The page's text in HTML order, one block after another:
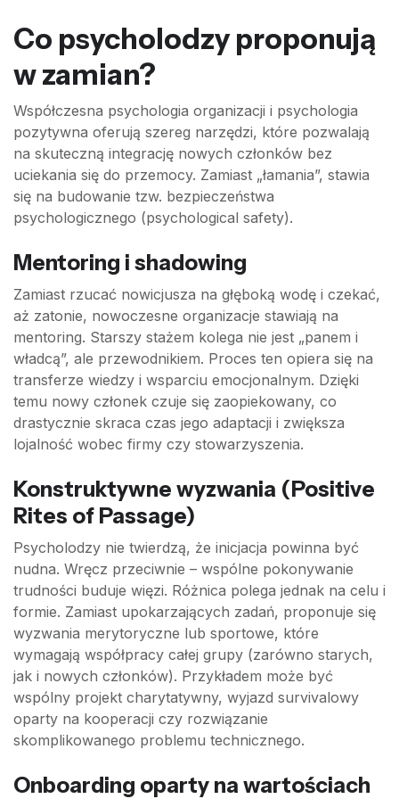
Co psycholodzy proponują
w zamian?
Współczesna psychologia organizacji i psychologia
pozytywna oferują szereg narzędzi, które pozwalają
na skuteczną integrację nowych członków bez
uciekania się do przemocy. Zamiast „łamania”, stawia
się na budowanie tzw. bezpieczeństwa
psychologicznego (psychological safety).
Mentoring i shadowing
Zamiast rzucać nowicjusza na głęboką wodę i czekać,
aż zatonie, nowoczesne organizacje stawiają na
mentoring. Starszy stażem kolega nie jest „panem i
władcą”, ale przewodnikiem. Proces ten opiera się na
transferze wiedzy i wsparciu emocjonalnym. Dzięki
temu nowy członek czuje się zaopiekowany, co
drastycznie skraca czas jego adaptacji i zwiększa
lojalność wobec firmy czy stowarzyszenia.
Konstruktywne wyzwania (Positive
Rites of Passage)
Psycholodzy nie twierdzą, że inicjacja powinna być
nudna. Wręcz przeciwnie – wspólne pokonywanie
trudności buduje więzi. Różnica polega jednak na celu i
formie. Zamiast upokarzających zadań, proponuje się
wyzwania merytoryczne lub sportowe, które
wymagają współpracy całej grupy (zarówno starych,
jak i nowych członków). Przykładem może być
wspólny projekt charytatywny, wyjazd survivalowy
oparty na kooperacji czy rozwiązanie
skomplikowanego problemu technicznego.
Onboarding oparty na wartościach